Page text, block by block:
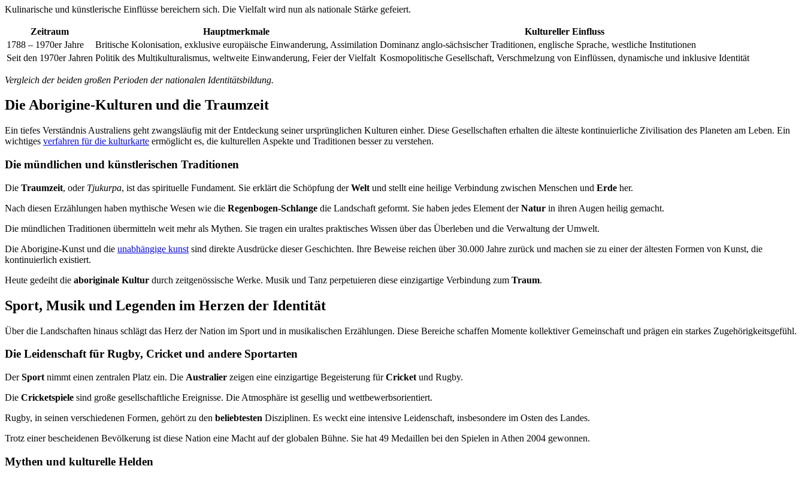
Kulinarische und künstlerische Einflüsse bereichern sich. Die Vielfalt wird nun als nationale Stärke gefeiert.
Zeitraum Hauptmerkmale
Kultureller Einfluss
1788 – 1970er Jahre
Britische Kolonisation, exklusive europäische Einwanderung, Assimilation Dominanz anglo-sächsischer Traditionen, englische Sprache, westliche Institutionen
Seit den 1970er Jahren Politik des Multikulturalismus, weltweite Einwanderung, Feier der Vielfalt Kosmopolitische Gesellschaft, Verschmelzung von Einflüssen, dynamische und inklusive Identität
Vergleich der beiden großen Perioden der nationalen Identitätsbildung.
Die Aborigine-Kulturen und die Traumzeit
Ein tiefes Verständnis Australiens geht zwangsläufig mit der Entdeckung seiner ursprünglichen Kulturen einher. Diese Gesellschaften erhalten die älteste kontinuierliche Zivilisation des Planeten am Leben. Ein
wichtiges verfahren für die kulturkarte ermöglicht es, die kulturellen Aspekte und Traditionen besser zu verstehen.
Die mündlichen und künstlerischen Traditionen
Die Traumzeit, oder Tjukurpa, ist das spirituelle Fundament. Sie erklärt die Schöpfung derWelt und stellt eine heilige Verbindung zwischen Menschen und Erde her.
Nach diesen Erzählungen haben mythische Wesen wie die Regenbogen-Schlange die Landschaft geformt. Sie haben jedes Element derNatur in ihren Augen heilig gemacht.
Die mündlichen Traditionen übermitteln weit mehr als Mythen. Sie tragen ein uraltes praktisches Wissen über das Überleben und die Verwaltung der Umwelt.
Die Aborigine-Kunst und die unabhängige kunst sind direkte Ausdrücke dieser Geschichten. Ihre Beweise reichen über 30.000 Jahre zurück und machen sie zu einer der ältesten Formen von Kunst, die
kontinuierlich existiert.
Heute gedeiht die aboriginale Kultur durch zeitgenössische Werke. Musik und Tanz perpetuieren diese einzigartige Verbindung zum Traum.
Sport, Musik und Legenden im Herzen der Identität
Über die Landschaften hinaus schlägt das Herz der Nation im Sport und in musikalischen Erzählungen. Diese Bereiche schaffen Momente kollektiver Gemeinschaft und prägen ein starkes Zugehörigkeitsgefühl.
Die Leidenschaft für Rugby, Cricket und andere Sportarten
DerSport nimmt einen zentralen Platz ein. Die Australier zeigen eine einzigartige Begeisterung fürCricket und Rugby.
Die Cricketspiele sind große gesellschaftliche Ereignisse. Die Atmosphäre ist gesellig und wettbewerbsorientiert.
Rugby, in seinen verschiedenen Formen, gehört zu den beliebtesten Disziplinen. Es weckt eine intensive Leidenschaft, insbesondere im Osten des Landes.
Trotz einer bescheidenen Bevölkerung ist diese Nation eine Macht auf der globalen Bühne. Sie hat 49 Medaillen bei den Spielen in Athen 2004 gewonnen.
Mythen und kulturelle Helden